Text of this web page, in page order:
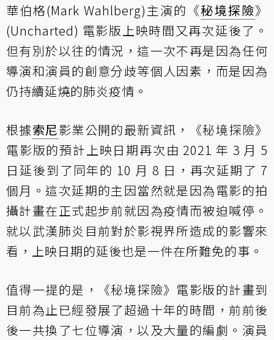
華伯格(Mark Wahlberg)主演的《秘境探險》
(Uncharted) 電影版上映時間又再次延後了。
但有別於以往的情況，這一次不再是因為任何
導演和演員的創意分歧等個人因素，而是因為
仍持續延燒的肺炎疫情。
根據索尼影業公開的最新資訊，《秘境探險》
電影版的預計上映日期再次由 2021 年 3 月 5
日延後到了同年的 10 月 8 日，再次延期了 7
個月。這次延期的主因當然就是因為電影的拍
攝計畫在正式起步前就因為疫情而被迫喊停。
就以武漢肺炎目前對於影視界所造成的影響來
看，上映日期的延後也是一件在所難免的事。
值得一提的是，《秘境探險》電影版的計畫到
目前為止已經發展了超過十年的時間，前前後
後一共換了七位導演，以及大量的編劇。演員